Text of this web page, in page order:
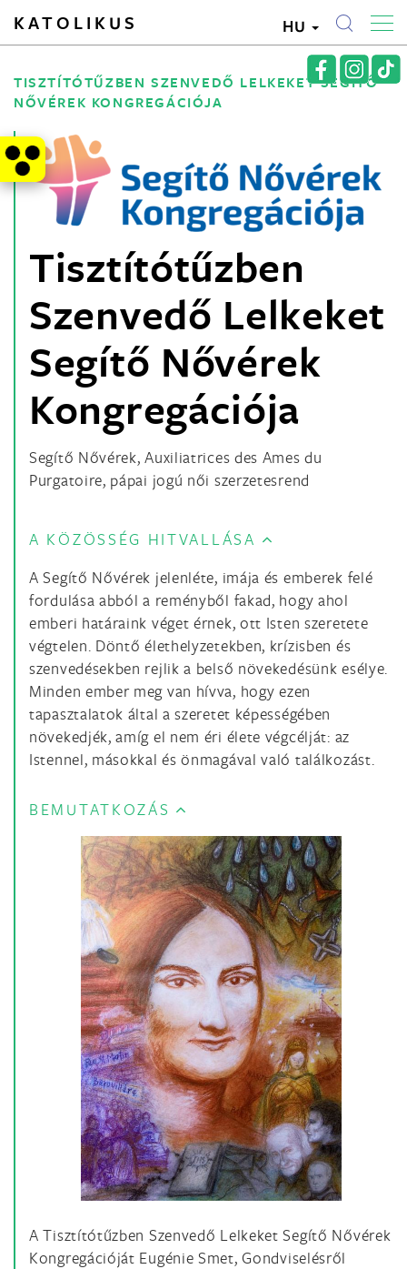
KATOLIKUS HU
TISZTÍTÓTŰZBEN SZENVEDŐ LELKEKET SEGÍTŐ
NŐVÉREK KONGREGÁCIÓJA
Tisztítótűzben
Szenvedő Lelkeket
Segítő Nővérek
Kongregációja
Segítő Nővérek, Auxiliatrices des Ames du
Purgatoire, pápai jogú női szerzetesrend
A KÖZÖSSÉG HITVALLÁSA
A Segítő Nővérek jelenléte, imája és emberek felé
fordulása abból a reményből fakad, hogy ahol
emberi határaink véget érnek, ott Isten szeretete
végtelen. Döntő élethelyzetekben, krízisben és
szenvedésekben rejlik a belső növekedésünk esélye.
Minden ember meg van hívva, hogy ezen
tapasztalatok által a szeretet képességében
növekedjék, amíg el nem éri élete végcélját: az
Istennel, másokkal és önmagával való találkozást.
BEMUTATKOZÁS
A Tisztítótűzben Szenvedő Lelkeket Segítő Nővérek
Kongregációját Eugénie Smet, Gondviselésről